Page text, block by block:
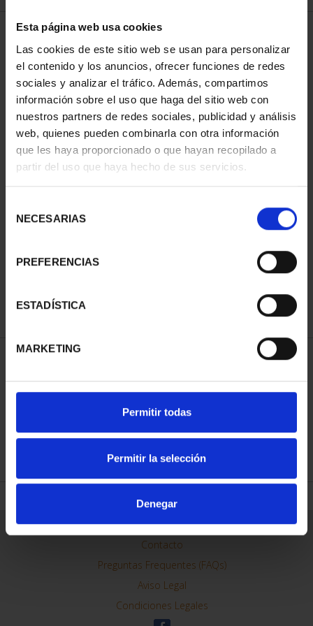
Esta página web usa cookies
Las cookies de este sitio web se usan para personalizar
el contenido y los anuncios, ofrecer funciones de redes
sociales y analizar el tráfico. Además, compartimos
información sobre el uso que haga del sitio web con
nuestros partners de redes sociales, publicidad y análisis
web, quienes pueden combinarla con otra información
que les haya proporcionado o que hayan recopilado a
partir del uso que haya hecho de sus servicios.
NECESARIAS
PREFERENCIAS
ESTADÍSTICA
MARKETING
Permitir todas
Permitir la selección
Denegar
1 Productos encontrados
MEDALLA DE COBRE
REFINAR
Contacto
Preguntas Frequentes (FAQs)
Aviso Legal
Condiciones Legales